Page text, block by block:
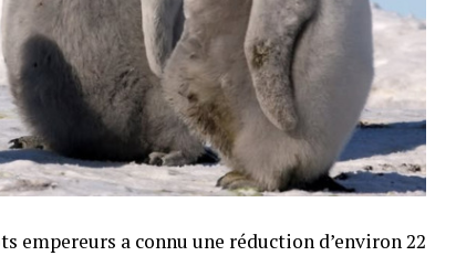
empereurs a connu une réduction d’environ 22